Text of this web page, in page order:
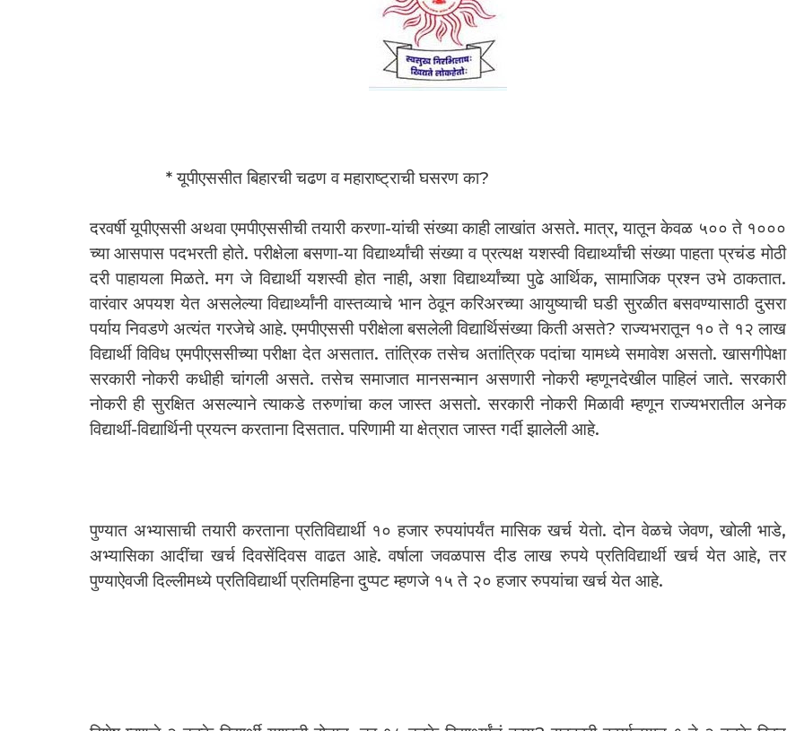
* यूपीएससीत बिहारची चढण व महाराष्ट्राची घसरण का?
दरवर्षी यूपीएससी अथवा एमपीएससीची तयारी करणा-यांची संख्या काही लाखांत असते. मात्र, यातून केवळ ५०० ते १०००
च्या आसपास पदभरती होते. परीक्षेला बसणा-या विद्यार्थ्यांची संख्या व प्रत्यक्ष यशस्वी विद्यार्थ्यांची संख्या पाहता प्रचंड मोठी
दरी पाहायला मिळते. मग जे विद्यार्थी यशस्वी होत नाही, अशा विद्यार्थ्यांच्या पुढे आर्थिक, सामाजिक प्रश्न उभे ठाकतात.
वारंवार अपयश येत असलेल्या विद्यार्थ्यांनी वास्तव्याचे भान ठेवून करिअरच्या आयुष्याची घडी सुरळीत बसवण्यासाठी दुसरा
पर्याय निवडणे अत्यंत गरजेचे आहे. एमपीएससी परीक्षेला बसलेली विद्यार्थिसंख्या किती असते? राज्यभरातून १० ते १२ लाख
विद्यार्थी विविध एमपीएससीच्या परीक्षा देत असतात. तांत्रिक तसेच अतांत्रिक पदांचा यामध्ये समावेश असतो. खासगीपेक्षा
सरकारी नोकरी कधीही चांगली असते. तसेच समाजात मानसन्मान असणारी नोकरी म्हणूनदेखील पाहिलं जाते. सरकारी
नोकरी ही सुरक्षित असल्याने त्याकडे तरुणांचा कल जास्त असतो. सरकारी नोकरी मिळावी म्हणून राज्यभरातील अनेक
विद्यार्थी-विद्यार्थिनी प्रयत्न करताना दिसतात. परिणामी या क्षेत्रात जास्त गर्दी झालेली आहे.
पुण्यात अभ्यासाची तयारी करताना प्रतिविद्यार्थी १० हजार रुपयांपर्यंत मासिक खर्च येताे. दोन वेळचे जेवण, खोली भाडे,
अभ्यासिका आदींचा खर्च दिवसेंदिवस वाढत आहे. वर्षाला जवळपास दीड लाख रुपये प्रतिविद्यार्थी खर्च येत आहे, तर
पुण्याऐवजी दिल्लीमध्ये प्रतिविद्यार्थी प्रतिमहिना दुप्पट म्हणजे १५ ते २० हजार रुपयांचा खर्च येत आहे.